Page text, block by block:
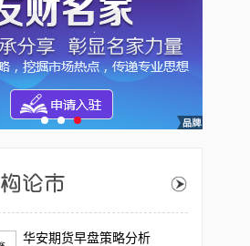
华安期货早盘策略分析